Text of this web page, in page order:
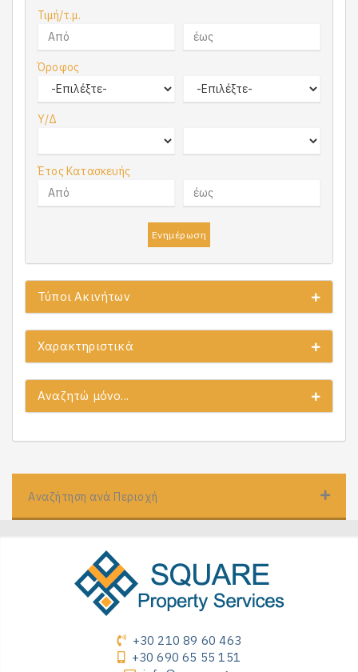
Τιμή/τ.μ.
Όροφος
Υ/Δ
Έτος Κατασκευής
Ενημέρωση
Τύποι Ακινήτων
Χαρακτηριστικά
Αναζητώ μόνο...
Αναζήτηση ανά Περιοχή
+30 210 89 60 463
+30 690 65 55 151